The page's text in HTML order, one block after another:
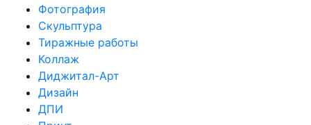
Фотография
Скульптура
Тиражные работы
Коллаж
Диджитал-Арт
Дизайн
ДПИ